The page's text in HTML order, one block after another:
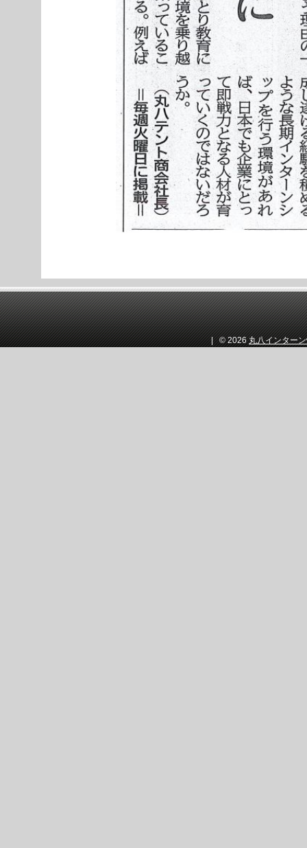
| © 2026丸八インター